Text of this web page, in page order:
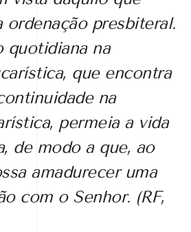
ordenação presbiteral.
quotidiana na
que encontra
na
permeia a vida
de modo a que, ao
amadurecer uma
com o Senhor. (RF,